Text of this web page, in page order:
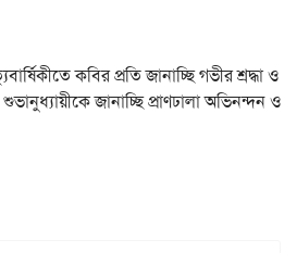
কবির প্রতি জানাচ্ছি গভীর শ্রদ্ধা ও
জানাচ্ছি প্রাণঢালা অভিনন্দন ও